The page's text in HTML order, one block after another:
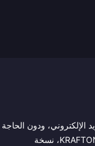
فوري عبر البريد الإلكتروني، ودون الحاجة
(من شركة KRAFTON، نسخة